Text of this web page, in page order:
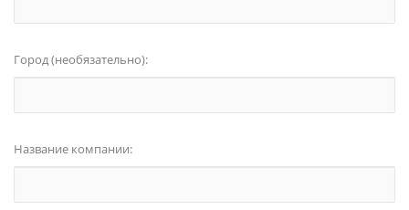
Город (необязательно):
Название компании: